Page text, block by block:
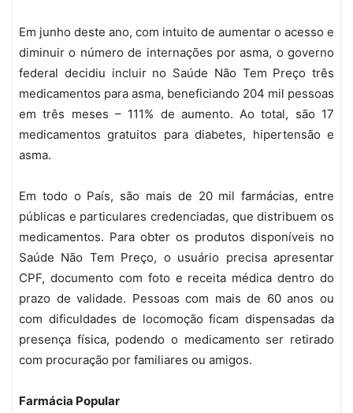
Em junho deste ano, com intuito de aumentar o acesso e
diminuir o número de internações por asma, o governo
federal decidiu incluir no Saúde Não Tem Preço três
medicamentos para asma, beneficiando 204 mil pessoas
em três meses – 111% de aumento. Ao total, são 17
medicamentos gratuitos para diabetes, hipertensão e
asma.
Em todo o País, são mais de 20 mil farmácias, entre
públicas e particulares credenciadas, que distribuem os
medicamentos. Para obter os produtos disponíveis no
Saúde Não Tem Preço, o usuário precisa apresentar
CPF, documento com foto e receita médica dentro do
prazo de validade. Pessoas com mais de 60 anos ou
com dificuldades de locomoção ficam dispensadas da
presença física, podendo o medicamento ser retirado
com procuração por familiares ou amigos.
Farmácia Popular